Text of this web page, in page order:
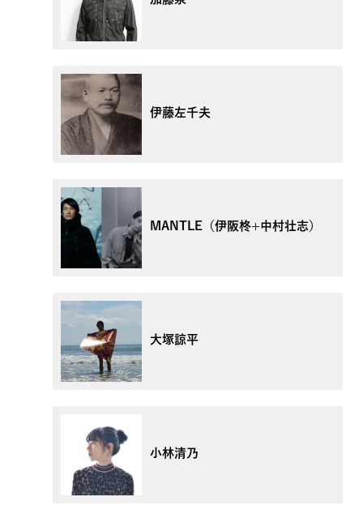
伊藤左千夫
MANTLE（伊阪柊+中村壮志）
大塚諒平
小林清乃